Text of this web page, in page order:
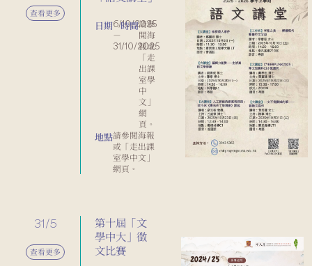
查看更多
日期6/10/2025
－
31/10/2025
時間請參
閲海
報或
「走
出課
室學
中
文」
網
頁。
地點請參閲海報
或「走出課
室學中文」
網頁。
31/5
查看更多
第十屆「文
學中大」徵
文比賽